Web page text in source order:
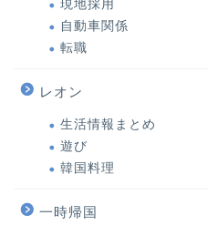
現地採用
自動車関係
転職
レオン
生活情報まとめ
遊び
韓国料理
一時帰国